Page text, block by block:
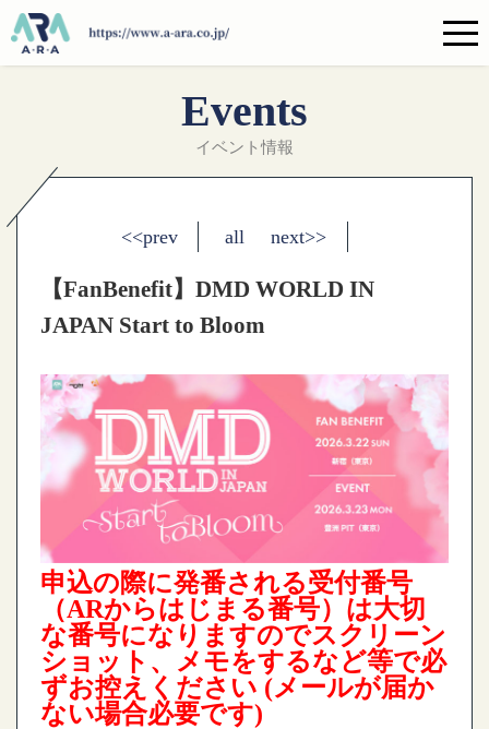
Events
イベント情報
<<prev all next>>
【FanBenefit】DMD WORLD IN
JAPAN Start to Bloom
申込の際に発番される受付番号
（ARからはじまる番号）は大切
な番号になりますのでスクリーン
ショット、メモをするなど等で必
ずお控えください (メールが届か
ない場合必要です)